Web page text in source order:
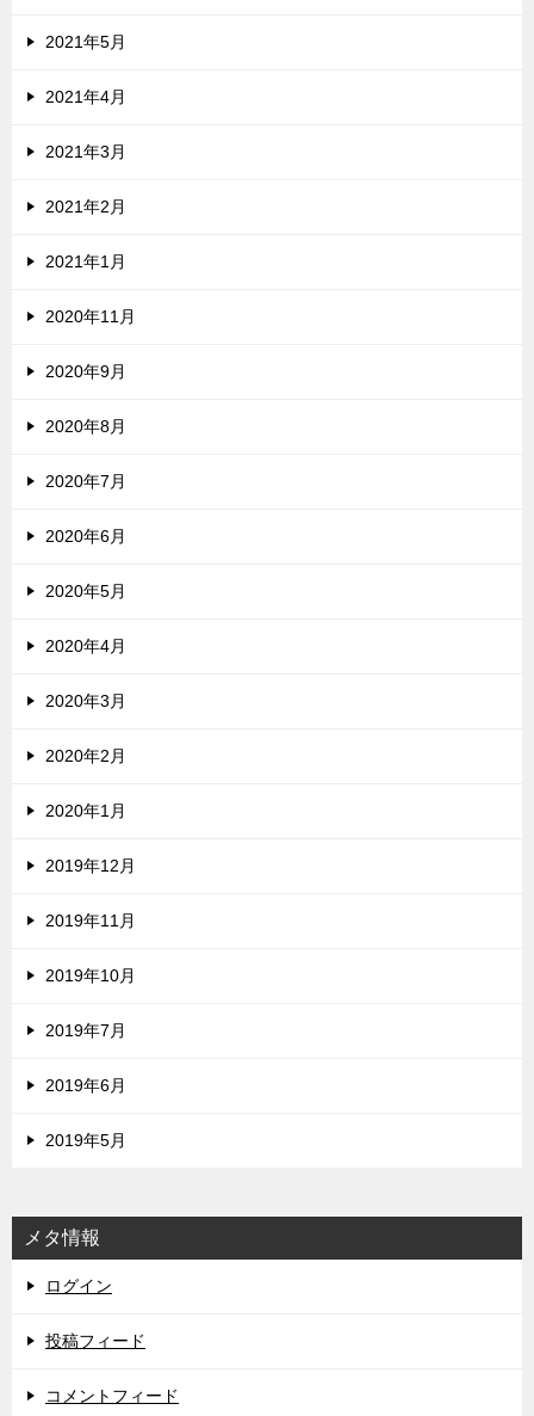
2021年5月
2021年4月
2021年3月
2021年2月
2021年1月
2020年11月
2020年9月
2020年8月
2020年7月
2020年6月
2020年5月
2020年4月
2020年3月
2020年2月
2020年1月
2019年12月
2019年11月
2019年10月
2019年7月
2019年6月
2019年5月
メタ情報
ログイン
投稿フィード
コメントフィード